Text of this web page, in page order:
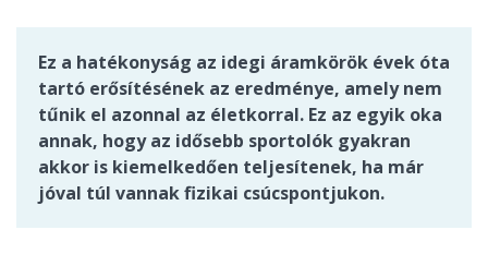
Ez a hatékonyság az idegi áramkörök évek óta
tartó erősítésének az eredménye, amely nem
tűnik el azonnal az életkorral. Ez az egyik oka
annak, hogy az idősebb sportolók gyakran
akkor is kiemelkedően teljesítenek, ha már
jóval túl vannak fizikai csúcspontjukon.